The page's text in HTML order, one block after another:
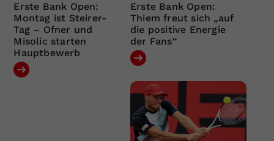
Erste Bank Open:
Montag ist Steirer-
Tag – Ofner und
Misolic starten
Hauptbewerb
Erste Bank Open:
Thiem freut sich „auf
die positive Energie
der Fans“